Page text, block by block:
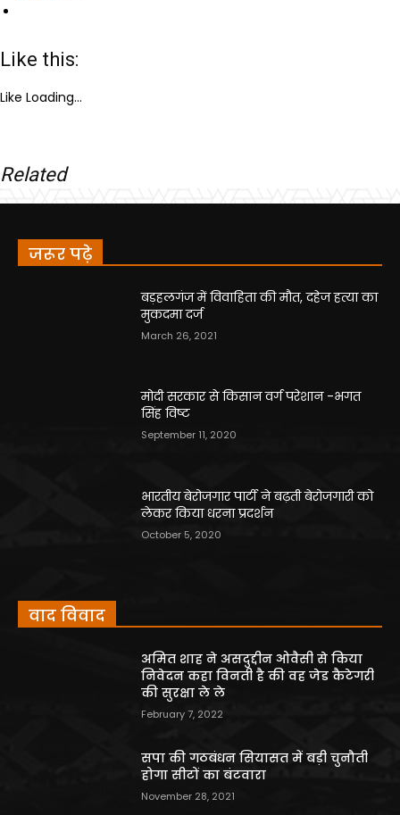
Like this:
Like Loading...
Related
जरूर पढ़े
बड़हलगंज में विवाहिता की मौत, दहेज हत्या का
मुकदमा दर्ज
March 26, 2021
मोदी सरकार से किसान वर्ग परेशान -भगत
सिंह विष्ट
September 11, 2020
भारतीय बेरोजगार पार्टी ने बढ़ती बेरोजगारी को
लेकर किया धरना प्रदर्शन
October 5, 2020
वाद विवाद
अमित शाह ने असदुद्दीन ओवैसी से किया
निवेदन कहा विनती है की वह जेड कैटेगरी
की सुरक्षा ले ले
February 7, 2022
सपा की गठबंधन सियासत में बड़ी चुनौती
होगा सीटों का बंटवारा
November 28, 2021